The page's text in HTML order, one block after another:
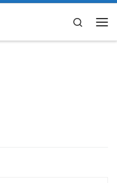
Search